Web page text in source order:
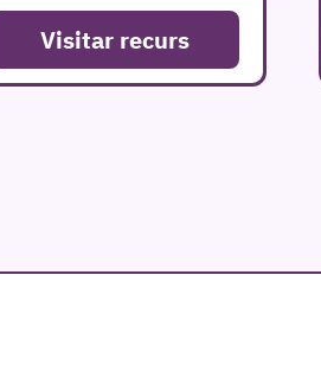
Visitar recurs